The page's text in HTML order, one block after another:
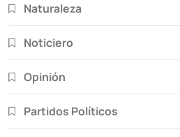
Naturaleza
Noticiero
Opinión
Partidos Políticos